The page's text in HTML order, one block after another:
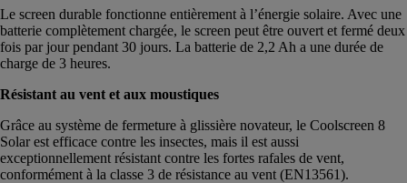
Le screen durable fonctionne entièrement à l’énergie solaire. Avec une
batterie complètement chargée, le screen peut être ouvert et fermé deux
fois par jour pendant 30 jours. La batterie de 2,2 Ah a une durée de
charge de 3 heures.
Résistant au vent et aux moustiques
Grâce au système de fermeture à glissière novateur, le Coolscreen 8
Solar est efficace contre les insectes, mais il est aussi
exceptionnellement résistant contre les fortes rafales de vent,
conformément à la classe 3 de résistance au vent (EN13561).